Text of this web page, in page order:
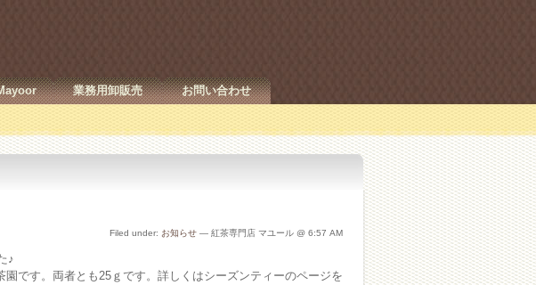
業務用卸販売 お問い合わせ
Filed under: お知らせ — 紅茶専門店 マユール @ 6:57 AM
♪
です。両者とも25ｇです。詳しくはシーズンティーのページを